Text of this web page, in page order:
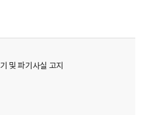
및 파기사실 고지